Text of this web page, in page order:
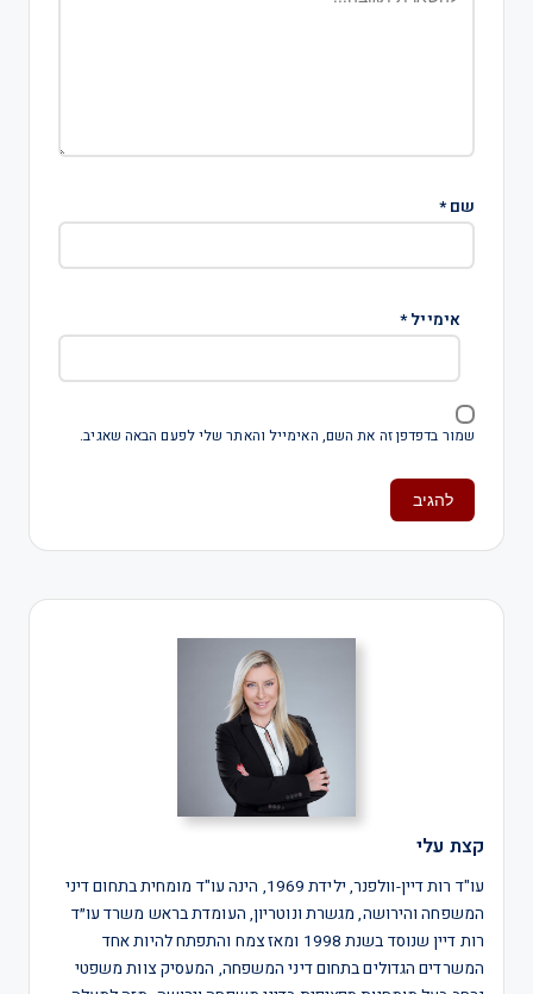
שם*
אימייל*
שמור בדפדפן זה את השם, האימייל והאתר שלי לפעם הבאה שאגיב.
קצת עלי
עו"ד רות דיין-וולפנר, ילידת 1969, הינה עו"ד מומחית בתחום דיני
המשפחה והירושה, מגשרת ונוטריון, העומדת בראש משרד עו״ד
רות דיין שנוסד בשנת 1998 ומאז צמח והתפתח להיות אחד
המשרדים הגדולים בתחום דיני המשפחה, המעסיק צוות משפטי